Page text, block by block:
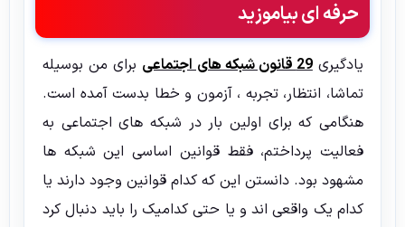
حرفه ای بیاموزید
یادگیری29 قانون شبکه های اجتماعی
برای من بوسیله
تماشا، انتظار، تجربه ، آزمون و خطا بدست آمده است.
هنگامی که برای اولین بار در شبکه های اجتماعی به
فعالیت پرداختم، فقط قوانین اساسی این شبکه ها
مشهود بود. دانستن این که کدام قوانین وجود دارند یا
کدام یک واقعی اند و یا حتی کدامیک را باید دنبال کرد